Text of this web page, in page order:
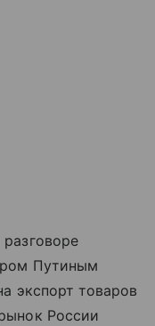
Путиным
экспорт товаров
России